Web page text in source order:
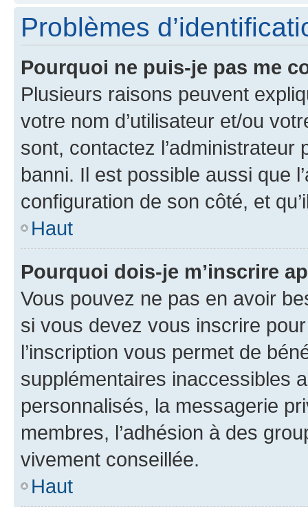
Problèmes
Pourquoi ne puis-je pas me
Plusieurs raisons peuvent
votre nom d’utilisateur et/ou
sont, contactez l’administrateur
banni. Il est possible aussi que
configuration de son côté, et
Haut
Pourquoi dois-je m’inscrire
Vous pouvez ne pas en avoir
si vous devez vous inscrire
l’inscription vous permet de
supplémentaires inaccessibles
personnalisés, la messagerie
membres, l’adhésion à des
vivement conseillée.
Haut